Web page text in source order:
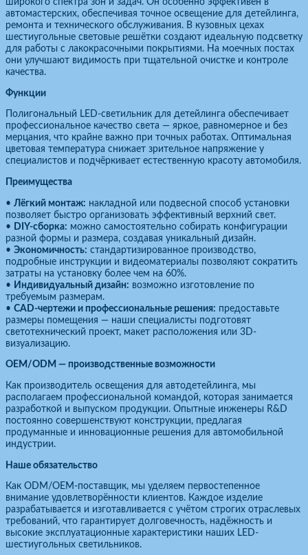
широкого спектра зон и задач. Он особенно эффективен в
автомастерских, обеспечивая точное освещение для детейлинга,
ремонта и технического обслуживания. В кузовных цехах
шестиугольные световые решётки создают идеальную подсветку
для работы с лакокрасочными покрытиями. На моечных постах
они улучшают видимость при тщательной очистке и контроле
качества.
Функции
Полигональный LED-светильник для детейлинга обеспечивает
профессиональное качество света — яркое, равномерное и без
мерцания, что крайне важно при точных работах. Оптимальная
цветовая температура снижает зрительное напряжение у
специалистов и подчёркивает естественную красоту автомобиля.
Преимущества
• Лёгкий монтаж: накладной или подвесной способ установки
позволяет быстро организовать эффективный верхний свет.
• DIY-сборка: можно самостоятельно собирать конфигурации
разной формы и размера, создавая уникальный дизайн.
• Экономичность: стандартизированное производство,
подробные инструкции и видеоматериалы позволяют сократить
затраты на установку более чем на 60%.
• Индивидуальный дизайн: возможно изготовление по
требуемым размерам.
• CAD-чертежи и профессиональные решения: предоставьте
размеры помещения — наши специалисты подготовят
светотехнический проект, макет расположения или 3D-
визуализацию.
OEM/ODM — производственные возможности
Как производитель освещения для автодетейлинга, мы
располагаем профессиональной командой, которая занимается
разработкой и выпуском продукции. Опытные инженеры R&D
постоянно совершенствуют конструкции, предлагая
продуманные и инновационные решения для автомобильной
индустрии.
Наше обязательство
Как ODM/OEM-поставщик, мы уделяем первостепенное
внимание удовлетворённости клиентов. Каждое изделие
разрабатывается и изготавливается с учётом строгих отраслевых
требований, что гарантирует долговечность, надёжность и
высокие эксплуатационные характеристики наших LED-
шестиугольных светильников.